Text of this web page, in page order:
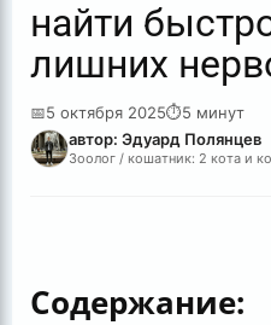
найти
лишних
📅5 октября 2025⏱5 минут
автор: Эдуард Полянцев
Зоолог / кошатник: 2 кота и
Содержание: